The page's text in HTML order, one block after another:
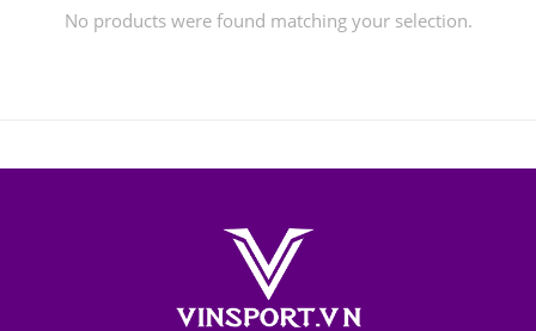
No products were found matching your selection.